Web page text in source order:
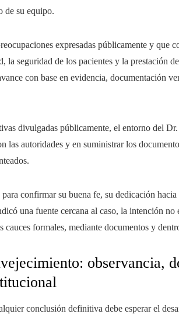
de su equipo.
expresadas públicamente y que
la seguridad de los pacientes y la prestación
con base en evidencia, documentación
divulgadas públicamente, el entorno del
las autoridades y en suministrar los
confirmar su buena fe, su dedicación
una fuente cercana al caso, la intención no
cauces formales, mediante documentos y
observancia,
conclusión definitiva debe esperar el